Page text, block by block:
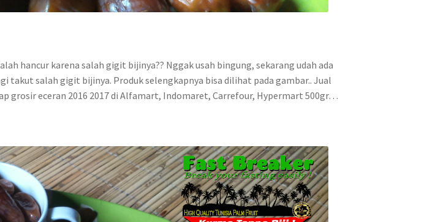
hancur karena salah gigit bijinya?? Nggak usah bingung, sekarang udah ada
takut salah gigit bijinya. Produk selengkapnya bisa dilihat pada gambar.. Jual
grosir eceran 2016 2017 di Alfamart, Indomaret, Carrefour, Hypermart 500gr…